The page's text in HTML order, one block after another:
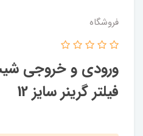
فروشگاه
ورودی و خروجی
فیلتر گرینر سایز 12